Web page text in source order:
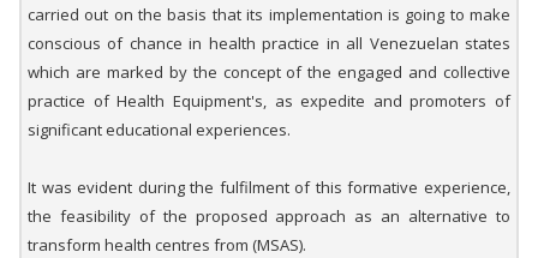
carried out on the basis that its implementation is going to make
conscious of chance in health practice in all Venezuelan states
which are marked by the concept of the engaged and collective
practice of Health Equipment's, as expedite and promoters of
significant educational experiences.
It was evident during the fulfilment of this formative experience,
the feasibility of the proposed approach as an alternative to
transform health centres from (MSAS).